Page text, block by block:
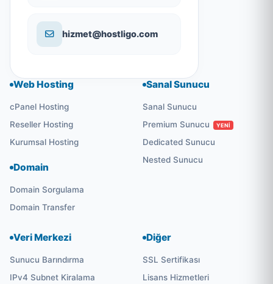
hizmet@hostligo.com
Web Hosting
cPanel Hosting
Reseller Hosting
Kurumsal Hosting
Domain
Domain Sorgulama
Domain Transfer
Sanal Sunucu
Sanal Sunucu
Premium Sunucu
YENİ
Dedicated Sunucu
Nested Sunucu
Veri Merkezi
Sunucu Barındırma
IPv4 Subnet Kiralama
Diğer
SSL Sertifikası
Lisans Hizmetleri